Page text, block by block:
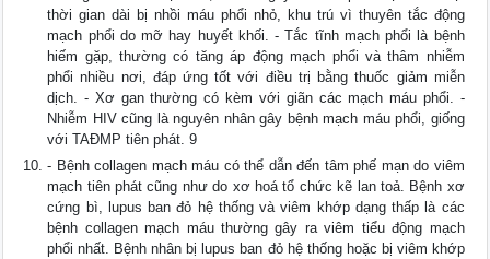
thời gian dài bị nhồi máu phổi nhỏ, khu trú vì thuyên tắc động
mạch phổi do mỡ hay huyết khối. - Tắc tĩnh mạch phổi là bệnh
hiếm gặp, thường có tăng áp động mạch phổi và thâm nhiễm
phổi nhiều nơi, đáp ứng tốt với điều trị bằng thuốc giảm miễn
dịch. - Xơ gan thường có kèm với giãn các mạch máu phổi. -
Nhiễm HIV cũng là nguyên nhân gây bệnh mạch máu phổi, giống
với TAĐMP tiên phát. 9
- Bệnh collagen mạch máu có thể dẫn đến tâm phế mạn do viêm
mạch tiên phát cũng như do xơ hoá tổ chức kẽ lan toả. Bệnh xơ
cứng bì, lupus ban đỏ hệ thống và viêm khớp dạng thấp là các
bệnh collagen mạch máu thường gây ra viêm tiểu động mạch
phổi nhất. Bệnh nhân bị lupus ban đỏ hệ thống hoặc bị viêm khớp